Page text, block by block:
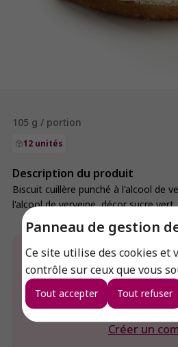
Panneau de gestion
Ce site utilise des cookies et
contrôle sur ceux que vous
Tout accepter Tout refuser
105 g / portion
12 unités
Description du produit
Biscuit cuillère punché à l'alcool de
l'alcool de verveine, décor sucre vert.
Envie de connaitre le prix de
Connexion
Créer un